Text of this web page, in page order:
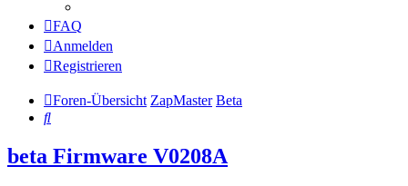
FAQ
Anmelden
Registrieren
Foren-Übersicht ZapMaster Beta
Suche
beta Firmware V0208A